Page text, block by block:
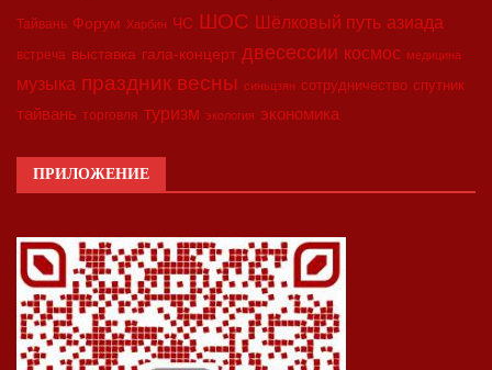
Тайвань Форум Харбин ЧС ШОС Шёлковый путь азиада
встреча выставка гала-концерт двесессии космос медицина
музыка праздник весны синьцзян сотрудничество спутник
тайвань торговля туризм экология экономика
ПРИЛОЖЕНИЕ